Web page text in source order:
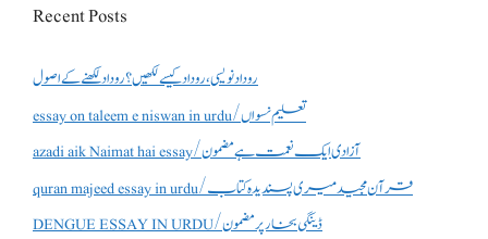
Recent Posts
روداد نویسی ،روداد کیسے لکھیں؟ روداد لکھنے کے اصول
essay on taleem e niswan in urdu/تعلیم نسواں
azadi aik Naimat hai essay/آزادی ایک نعمت ہے مضمون
quran majeed essay in urdu/قرآن مجید میری پسندیدہ کتاب
DENGUE ESSAY IN URDU/ڈینگی بخار پر مضمون